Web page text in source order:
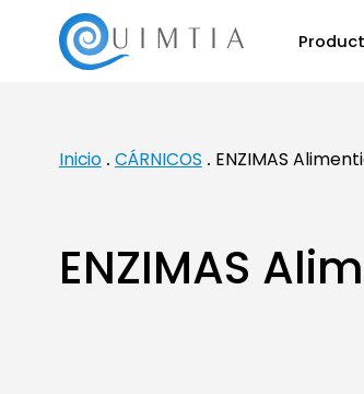
Inicio
CÁRNICOS ENZIMAS
ENZIMAS